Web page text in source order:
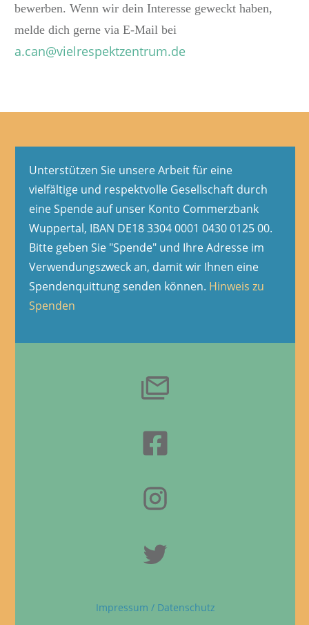
bewerben. Wenn wir dein Interesse geweckt haben,
melde dich gerne via E-Mail bei
a.can@vielrespektzentrum.de
Unterstützen Sie unsere Arbeit für eine
vielfältige und respektvolle Gesellschaft durch
eine Spende auf unser Konto Commerzbank
Wuppertal, IBAN DE18 3304 0001 0430 0125 00.
Bitte geben Sie "Spende" und Ihre Adresse im
Verwendungszweck an, damit wir Ihnen eine
Spendenquittung senden können. Hinweis zu
Spenden
Impressum / Datenschutz